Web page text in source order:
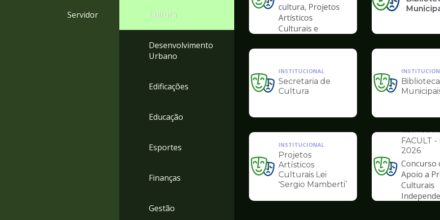
Servidor Cultura
Desenvolvimento
Urbano
Edificações
Educação
Esportes
Finanças
Gestão
Ilustração
pagina
de
Cultura
cultura, Projetos
Artísticos
Culturais e
Periferias
Ilustração
de
Cultura
INSTITUCIONAL
Secretaria de
Cultura
Ilustração
de
Cultura
Ilustração
de
INSTITUCIONAL
Projetos
Artísticos
Culturais Lei
'Sergio Mamberti’
Ilustração
pagina
de
FACULT
2026
Concurso
Apoio a
Culturais